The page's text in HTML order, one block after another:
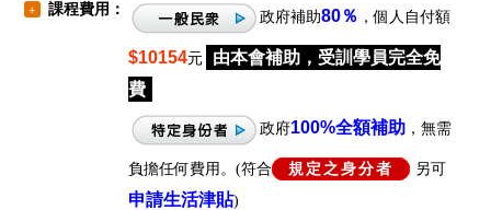
+ 課程費用： 政府補助80％ ，個人自付額
$10154元
由本會補助，受訓學員完全免
費
政府100%全額補助 ，無需
負擔任何費用。(符合 規定之身分者 另可
申請生活津貼)